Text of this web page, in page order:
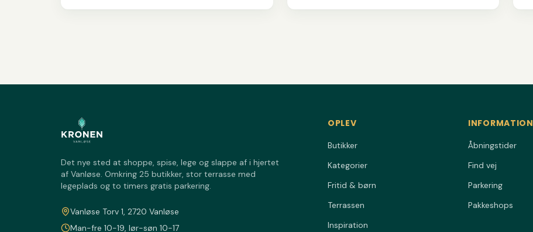
Det nye sted at shoppe, spise, lege og slappe af i hjertet
af Vanløse. Omkring 25 butikker, stor terrasse med
legeplads og to timers gratis parkering.
Vanløse Torv 1, 2720 Vanløse
Man-fre 10-19, lør-søn 10-17
OPLEV
Butikker
Kategorier
Fritid & børn
Terrassen
Inspiration
INFORMATION
Åbningstider
Find vej
Parkering
Pakkeshops